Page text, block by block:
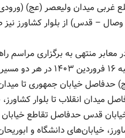
غربی میدان ولیعصر (عج)
– قدس) از بلوار کشاورز
توقف، از ساعت ۲۴ روز
حدفاصل خیابان جمهوری تا
میدان انقلاب تا بلوار
خیابان‌های دانشگاه و